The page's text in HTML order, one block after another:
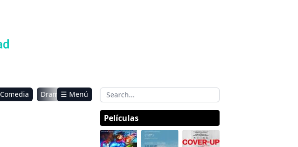
Comedia
Drama☰ Menú
Películas